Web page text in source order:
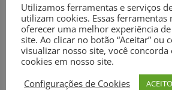
Saiba como será a retirada de
programa Gás do Povo
Preço da cesta básica cai em 24
Utilizamos ferramentas e serviços
utilizam cookies. Essas ferramentas
oferecer uma melhor experiência
site. Ao clicar no botão “Aceitar” ou
visualizar nosso site, você concorda
cookies em nosso site.
Configurações de Cookies
ACEITO